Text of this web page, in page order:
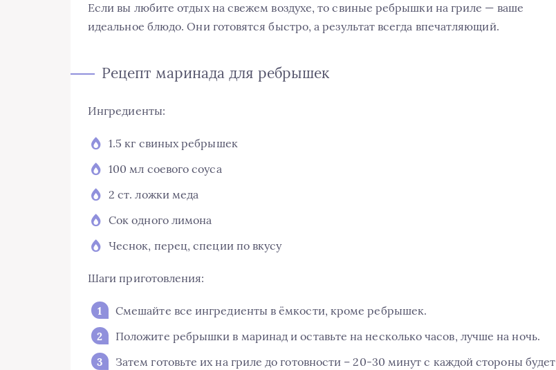
Если вы любите отдых на свежем воздухе, то свиные ребрышки на гриле — ваше
идеальное блюдо. Они готовятся быстро, а результат всегда впечатляющий.
Рецепт маринада для ребрышек
Ингредиенты:
1.5 кг свиных ребрышек
100 мл соевого соуса
2 ст. ложки меда
Сок одного лимона
Чеснок, перец, специи по вкусу
Шаги приготовления:
Смешайте все ингредиенты в ёмкости, кроме ребрышек.
Положите ребрышки в маринад и оставьте на несколько часов, лучше на ночь.
Затем готовьте их на гриле до готовности – 20-30 минут с каждой стороны будет